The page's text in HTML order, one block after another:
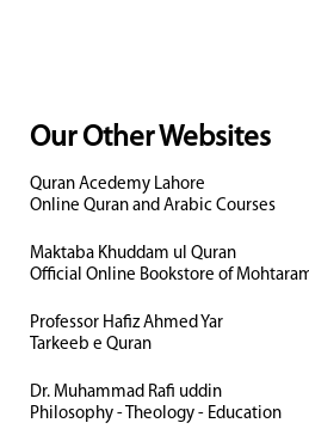
Our Other Websites
Quran Acedemy Lahore
Online Quran and Arabic Courses
Maktaba Khuddam ul Quran
Official Online Bookstore of
Professor Hafiz Ahmed Yar
Tarkeeb e Quran
Dr. Muhammad Rafi uddin
Philosophy - Theology - Education